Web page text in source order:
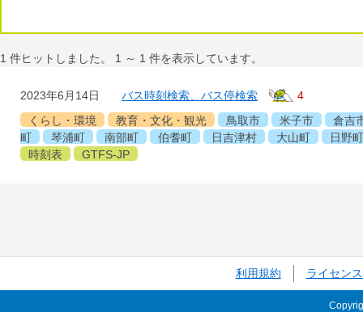
1 件ヒットしました。 1 ～ 1 件を表示しています。
2023年6月14日 バス時刻検索、バス停検索
4
くらし・環境
教育・文化・観光 鳥取市 米子市
倉吉
町
琴浦町 南部町 伯耆町 日吉津村 大山町
日野町
時刻表
GTFS-JP
利用規約 ライセン